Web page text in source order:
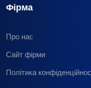
Фірма
Про нас
Сайт фірми
Політика